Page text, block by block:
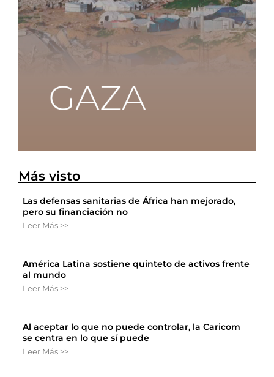
Más visto
Las defensas sanitarias de África han mejorado,
pero su financiación no
Leer Más >>
América Latina sostiene quinteto de activos frente
al mundo
Leer Más >>
Al aceptar lo que no puede controlar, la Caricom
se centra en lo que sí puede
Leer Más >>